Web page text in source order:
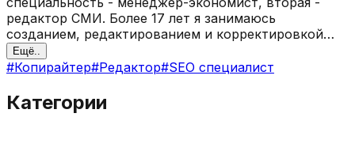
редактор СМИ. Более 17 лет я занимаюсь
созданием, редактированием и корректировкой
технических, научных и нормативно-методических
документов, художественных и SEO-текстов. Имею
и люблю работать по ТЗ, уважительно отношусь к
правкам, предпочитаю выдавать уникальные
Ещё..
#Копирайтер#Редактор#SEO специалист
Категории